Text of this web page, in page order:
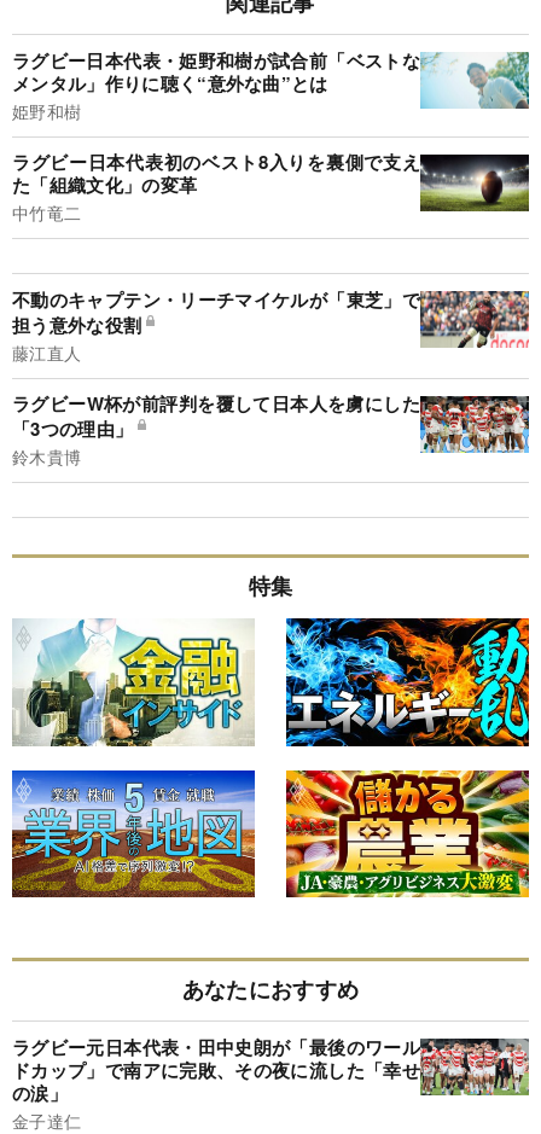
ラグビー日本代表・姫野和樹が試合前「ベストな
メンタル」作りに聴く“意外な曲”とは
姫野和樹
ラグビー日本代表初のベスト8入りを裏側で支え
た「組織文化」の変革
中竹竜二
不動のキャプテン・リーチマイケルが「東芝」で
担う意外な役割
藤江直人
ラグビーW杯が前評判を覆して日本人を虜にした
「3つの理由」
鈴木貴博
特集
あなたにおすすめ
ラグビー元日本代表・田中史朗が「最後のワール
ドカップ」で南アに完敗、その夜に流した「幸せ
の涙」
金子達仁